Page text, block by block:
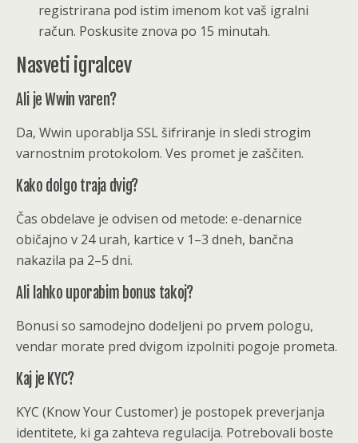
registrirana pod istim imenom kot vaš igralni
račun. Poskusite znova po 15 minutah.
Nasveti igralcev
Ali je Wwin varen?
Da, Wwin uporablja SSL šifriranje in sledi strogim
varnostnim protokolom. Ves promet je zaščiten.
Kako dolgo traja dvig?
Čas obdelave je odvisen od metode: e-denarnice
običajno v 24 urah, kartice v 1–3 dneh, bančna
nakazila pa 2–5 dni.
Ali lahko uporabim bonus takoj?
Bonusi so samodejno dodeljeni po prvem pologu,
vendar morate pred dvigom izpolniti pogoje prometa.
Kaj je KYC?
KYC (Know Your Customer) je postopek preverjanja
identitete, ki ga zahteva regulacija. Potrebovali boste